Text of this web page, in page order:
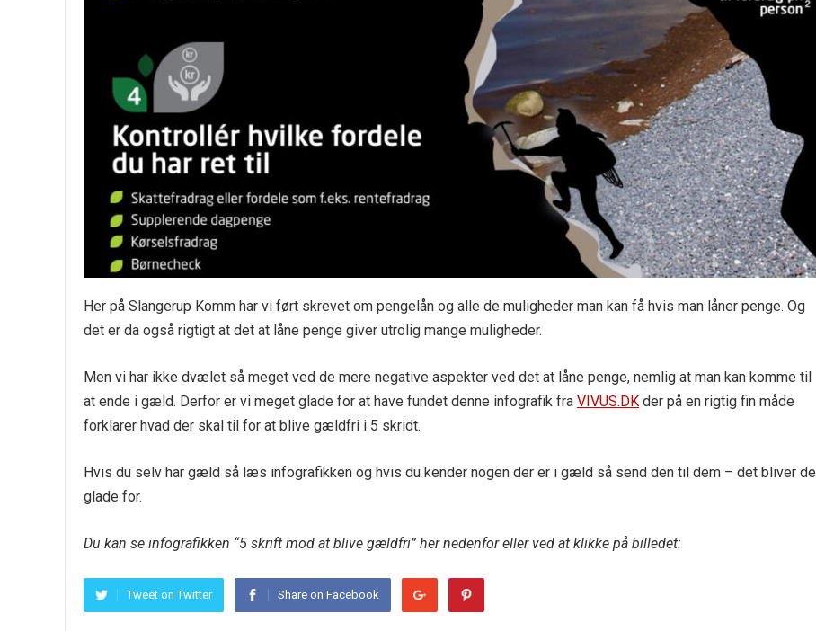
Her på Slangerup Komm har vi ført skrevet om pengelån og alle de muligheder man kan få hvis man låner penge. Og
det er da også rigtigt at det at låne penge giver utrolig mange muligheder.
Men vi har ikke dvælet så meget ved de mere negative aspekter ved det at låne penge, nemlig at man kan komme til
at ende i gæld. Derfor er vi meget glade for at have fundet denne infografik fra VIVUS.DK der på en rigtig fin måde
forklarer hvad der skal til for at blive gældfri i 5 skridt.
Hvis du selv har gæld så læs infografikken og hvis du kender nogen der er i gæld så send den til dem – det bliver de
glade for.
Du kan se infografikken “5 skrift mod at blive gældfri” her nedenfor eller ved at klikke på billedet:
Tweet on Twitter Share on Facebook